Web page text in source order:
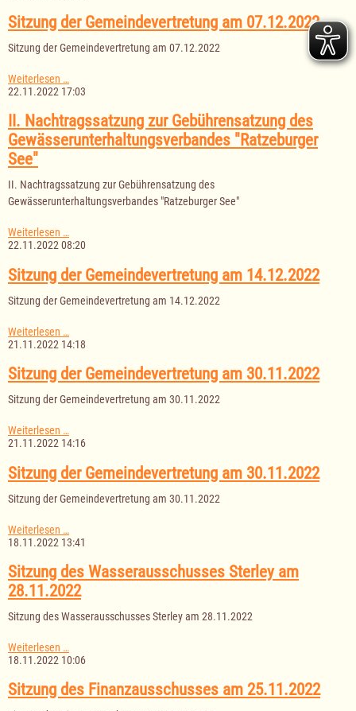
am
01.12.2022
Sitzung der Gemeindevertretung am 07.12.2022
Sitzung der Gemeindevertretung am 07.12.2022
Weiterlesen …
der
am
07.12.2022
22.11.2022 17:03
II. Nachtragssatzung zur Gebührensatzung des
Gewässerunterhaltungsverbandes "Ratzeburger
See"
II. Nachtragssatzung zur Gebührensatzung des
Gewässerunterhaltungsverbandes "Ratzeburger See"
Weiterlesen …II.
Nachtragssatzung
Gebührensatzung
des
Gewässerunterhaltungsverbandes
"Ratzeburger
22.11.2022 08:20
Sitzung der Gemeindevertretung am 14.12.2022
Sitzung der Gemeindevertretung am 14.12.2022
Weiterlesen …
der
am
14.12.2022
21.11.2022 14:18
Sitzung der Gemeindevertretung am 30.11.2022
Sitzung der Gemeindevertretung am 30.11.2022
Weiterlesen …Sitzung
der
am
30.11.2022
21.11.2022 14:16
Sitzung der Gemeindevertretung am 30.11.2022
Sitzung der Gemeindevertretung am 30.11.2022
Weiterlesen …
der
am
30.11.2022
18.11.2022 13:41
Sitzung des Wasserausschusses Sterley am
28.11.2022
Sitzung des Wasserausschusses Sterley am 28.11.2022
Weiterlesen …
des
Sterley
am
18.11.2022 10:06
Sitzung des Finanzausschusses am 25.11.2022